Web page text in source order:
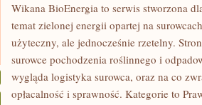
INSTALACJE
Wikana BioEnergia to serwis stworzona
temat zielonej energii opartej na
użyteczny, ale jednocześnie rzetelny.
surowce pochodzenia roślinnego i
wygląda logistyka surowca, oraz na co
opłacalność i sprawność. Kategorie to